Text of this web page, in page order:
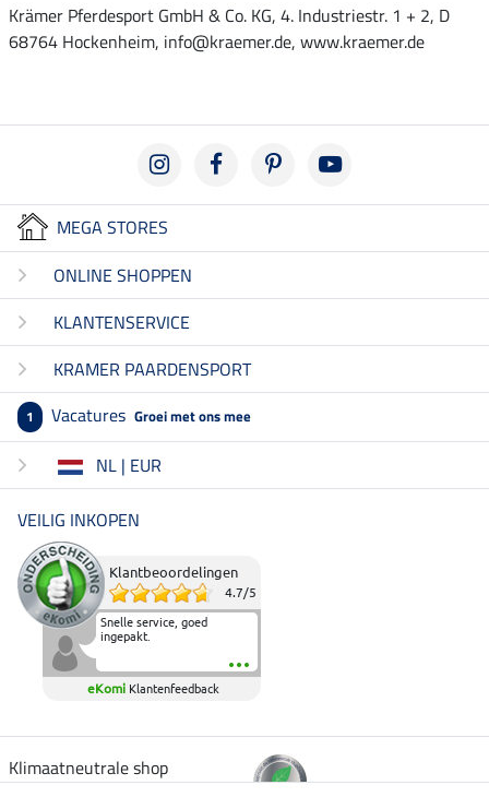
Krämer Pferdesport GmbH & Co. KG, 4. Industriestr. 1 + 2, D
68764 Hockenheim, info@kraemer.de, www.kraemer.de
MEGA STORES
ONLINE SHOPPEN
KLANTENSERVICE
KRAMER PAARDENSPORT
1 Vacatures Groei met ons mee
NL | EUR
VEILIG INKOPEN
Klantbeoordelingen
4.7/5
Snelle service, goed
ingepakt.
eKomi Klantenfeedback
Klimaatneutrale shop